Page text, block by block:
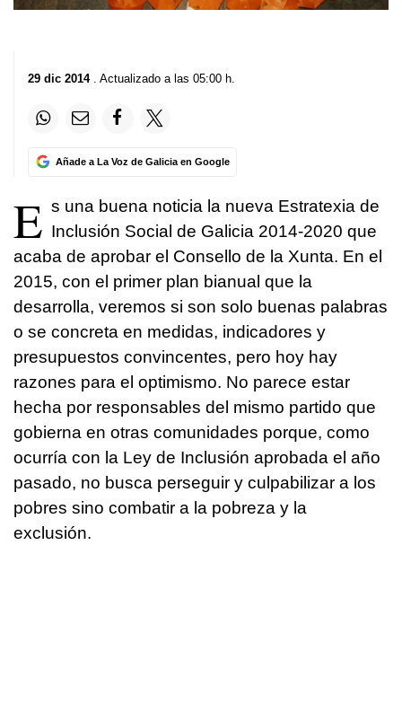
29 dic 2014. Actualizado a las 05:00 h.
Añade a La Voz de Galicia en Google
E s una buena noticia la nueva Estratexia de
Inclusión Social de Galicia 2014-2020 que
acaba de aprobar el Consello de la Xunta. En el
2015, con el primer plan bianual que la
desarrolla, veremos si son solo buenas palabras
o se concreta en medidas, indicadores y
presupuestos convincentes, pero hoy hay
razones para el optimismo. No parece estar
hecha por responsables del mismo partido que
gobierna en otras comunidades porque, como
ocurría con la Ley de Inclusión aprobada el año
pasado, no busca perseguir y culpabilizar a los
pobres sino combatir a la pobreza y la
exclusión.